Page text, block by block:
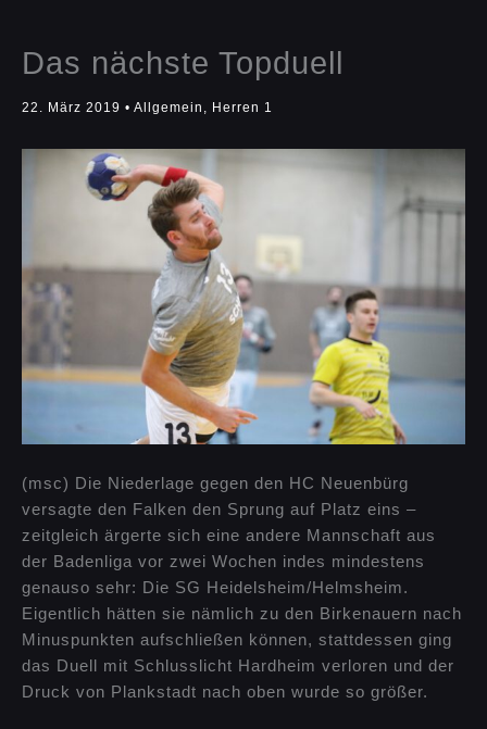
Das nächste Topduell
22. März 2019 • Allgemein , Herren 1
(msc) Die Niederlage gegen den HC Neuenbürg
versagte den Falken den Sprung auf Platz eins –
zeitgleich ärgerte sich eine andere Mannschaft aus
der Badenliga vor zwei Wochen indes mindestens
genauso sehr: Die SG Heidelsheim/Helmsheim.
Eigentlich hätten sie nämlich zu den Birkenauern nach
Minuspunkten aufschließen können, stattdessen ging
das Duell mit Schlusslicht Hardheim verloren und der
Druck von Plankstadt nach oben wurde so größer.